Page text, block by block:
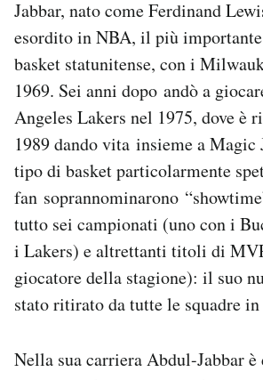
Jabbar, nato come Ferdinand
esordito in NBA, il più
basket statunitense, con i
1969. Sei anni dopo andò a
Angeles Lakers nel 1975, dove è
1989 dando vita insieme a Magic
tipo di basket particolarmente
fan soprannominarono
tutto sei campionati (uno con i
i Lakers) e altrettanti titoli di
giocatore della stagione): il suo
stato ritirato da tutte le squadre
Nella sua carriera Abdul-Jabbar